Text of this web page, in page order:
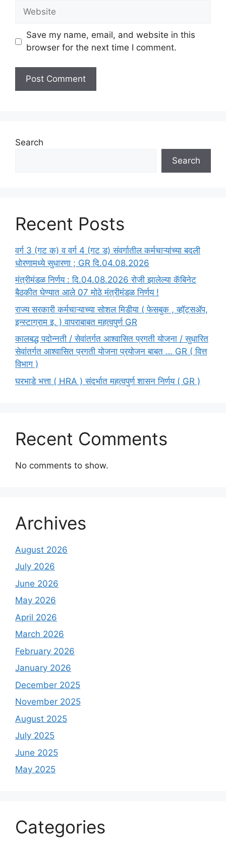
Website
Save my name, email, and website in this
browser for the next time I comment.
Search
Search
Recent Posts
वर्ग 3 (गट क) व वर्ग 4 (गट ड) संवर्गातील कर्मचाऱ्यांच्या बदली
धोरणामध्ये सुधारणा ; GR दि.04.08.2026
मंत्रीमंडळ निर्णय : दि.04.08.2026 रोजी झालेल्या कॅबिनेट
बैठकीत घेण्यात आले 07 मोठे मंत्रीमंडळ निर्णय !
राज्य सरकारी कर्मचाऱ्याच्या सोशल मिडीया ( फेसबुक , व्हॉट्सॲप,
इन्स्टाग्राम इ. ) वापराबाबत महत्वपुर्ण GR
कालबद्ध पदोन्नती / सेवांतर्गत आश्वासित प्रगती योजना / सुधारित
सेवांतर्गत आश्वासित प्रगती योजना प्रयोजन बाबत … GR ( वित्त
विभाग )
घरभाडे भत्ता ( HRA ) संदर्भात महत्वपुर्ण शासन निर्णय ( GR )
Recent Comments
No comments to show.
Archives
August 2026
July 2026
June 2026
May 2026
April 2026
March 2026
February 2026
January 2026
December 2025
November 2025
August 2025
July 2025
June 2025
May 2025
Categories